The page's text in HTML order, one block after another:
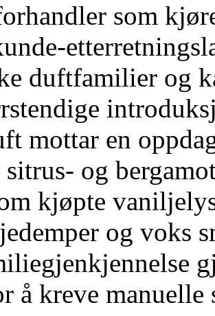
som
duftfamilier og
mottar en
sitrus- og
kjøpte
og voks
å kreve manuelle